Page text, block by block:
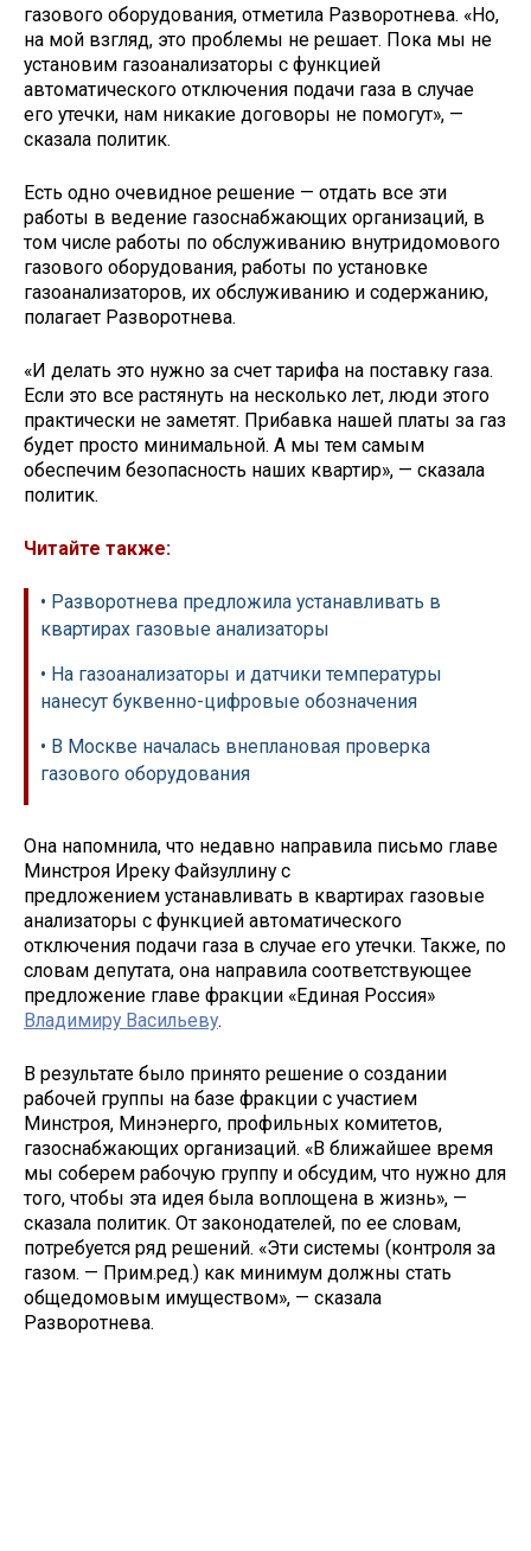
газового оборудования, отметила Разворотнева. «Но,
на мой взгляд, это проблемы не решает. Пока мы не
установим газоанализаторы с функцией
автоматического отключения подачи газа в случае
его утечки, нам никакие договоры не помогут», —
сказала политик.
Есть одно очевидное решение — отдать все эти
работы в ведение газоснабжающих организаций, в
том числе работы по обслуживанию внутридомового
газового оборудования, работы по установке
газоанализаторов, их обслуживанию и содержанию,
полагает Разворотнева.
«И делать это нужно за счет тарифа на поставку газа.
Если это все растянуть на несколько лет, люди этого
практически не заметят. Прибавка нашей платы за газ
будет просто минимальной. А мы тем самым
обеспечим безопасность наших квартир», — сказала
политик.
Читайте также:
• Разворотнева предложила устанавливать в
квартирах газовые анализаторы
• На газоанализаторы и датчики температуры
нанесут буквенно-цифровые обозначения
• В Москве началась внеплановая проверка
газового оборудования
Она напомнила, что недавно направила письмо главе
Минстроя Иреку Файзуллину с
предложением устанавливать в квартирах газовые
анализаторы с функцией автоматического
отключения подачи газа в случае его утечки. Также, по
словам депутата, она направила соответствующее
предложение главе фракции «Единая Россия»
Владимиру Васильеву.
В результате было принято решение о создании
рабочей группы на базе фракции с участием
Минстроя, Минэнерго, профильных комитетов,
газоснабжающих организаций. «В ближайшее время
мы соберем рабочую группу и обсудим, что нужно для
того, чтобы эта идея была воплощена в жизнь», —
сказала политик. От законодателей, по ее словам,
потребуется ряд решений. «Эти системы (контроля за
газом. — Прим.ред.) как минимум должны стать
общедомовым имуществом», — сказала
Разворотнева.